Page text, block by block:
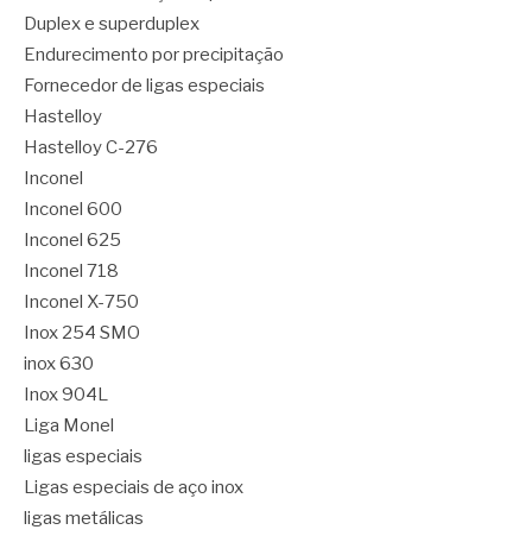
Duplex e superduplex
Endurecimento por precipitação
Fornecedor de ligas especiais
Hastelloy
Hastelloy C-276
Inconel
Inconel 600
Inconel 625
Inconel 718
Inconel X-750
Inox 254 SMO
inox 630
Inox 904L
Liga Monel
ligas especiais
Ligas especiais de aço inox
ligas metálicas